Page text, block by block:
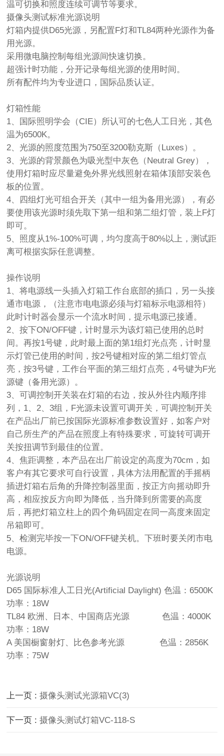
温可切换和照度连续可调节等要求。
摄像头测试标准光源说明
灯箱内提供D65光源，另配置F灯和TL84两种光源作为备
用光源。
采用微电脑控制每组光源间快速切换。
超强计时功能，分开记录每组光源的使用时间。
所有配件均为专业进口，国际品质认证。
灯箱性能
1、国际照明学会（CIE）所认可的七色人工日光，其色
温为6500K。
2、光源的照度范围为750至3200勒克斯（Luxes）。
3、光源的背景颜色为吸光型中灰色（Neutral Grey），
使用灯箱时应尽量避免外界光线照射在箱体顶部安装色
板的位置。
4、四组灯光可组合开关（其中一组为备用光源），有必
要使用该光源时须先取下第一组和第二组灯管，装上F灯
即可。
5、照度从1%-100%可调，均匀度高于80%以上，测试距
离可根据实际任意调整。
操作说明
1、将电源线一头插入灯箱工作台底部的插口，另一头接
通市电源，（注意市电电源必须与灯箱标示电源相符）
此时计时器会显示一个流水时间，提示电源已接通。
2、按下ON/OFF键，计时显示为该灯箱已使用的总时
间。再按1号键，此时最上面的第1组灯光点亮，计时显
示灯管已使用的时间，按2号键相对应的第二组灯管点
亮，按3号键，工作台平面的第三组灯点亮，4号键为F光
源键（备用光源）。
3、可调控制开关装在灯箱的右边，按从外往内顺序排
列，1、2、3组，F光源未设置可调开关，可调控制开关
在产品出厂前已按国际光源标准参数设置好，如客户对
自己所生产的产品在照度上有特殊要求，可旋转可调开
关按扭调节到最佳的位置。
4、焦距调整，本产品在出厂前设定的高度为70cm，如
客户有其它要求可自行设置，具体方法用配置的手摇柄
插进灯箱右后角的升降控制器里面，按正方向摇动即升
高，相应按反方向即为降低，当升降到所需要的高度
后，再把灯箱立柱上的四个角码固定在同一高度来固定
吊箱即可。
5、检测完毕按一下ON/OFF键关机。下班时要关闭市电
电源。
光源说明
D65 国际标准人工日光(Artificial Daylight) 色温：6500K
功率：18W
TL84 欧洲、日本、中国商店光源 色温：4000K
功率：18W
A 美国橱窗射灯、比色参考光源 色温：2856K
功率：75W
上一页 :摄像头测试光源箱VC(3)
下一页 :摄像头测试灯箱VC-118-S